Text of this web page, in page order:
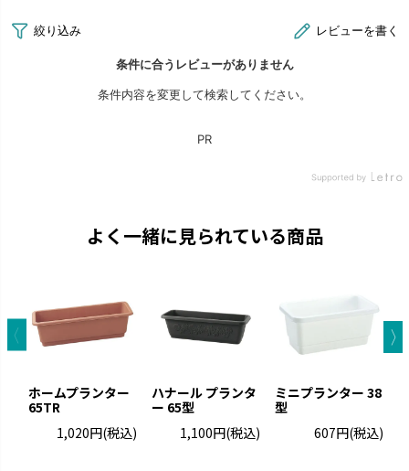
よく一緒に見られている商品
ホームプランター
65TR
1,020円(税込)
ハナール プランタ
ー 65型
1,100円(税込)
ミニプランター 38
型
607円(税込)